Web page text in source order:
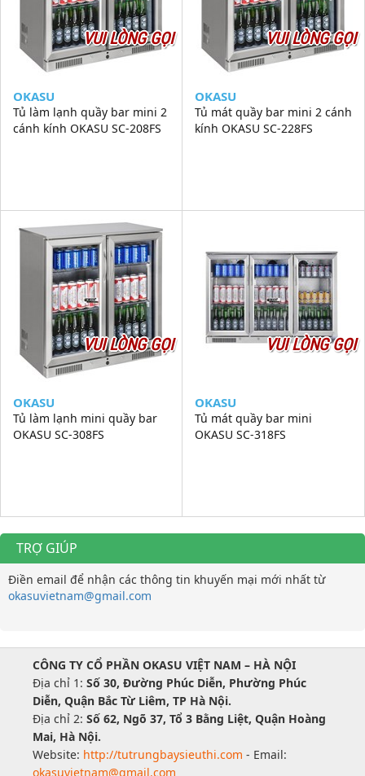
VUI LÒNG GỌI
OKASU
Tủ làm lạnh quầy bar mini 2
cánh kính OKASU SC-208FS
VUI LÒNG GỌI
OKASU
Tủ mát quầy bar mini 2 cánh
kính OKASU SC-228FS
VUI LÒNG GỌI
OKASU
Tủ làm lạnh mini quầy bar
OKASU SC-308FS
VUI LÒNG GỌI
OKASU
Tủ mát quầy bar mini
OKASU SC-318FS
TRỢ GIÚP
Điền email để nhận các thông tin khuyến mại mới nhất từ
okasuvietnam@gmail.com
CÔNG TY CỔ PHẦN OKASU VIỆT NAM – HÀ NỘI
Địa chỉ 1: Số 30, Đường Phúc Diễn, Phường Phúc
Diễn, Quận Bắc Từ Liêm, TP Hà Nội.
Địa chỉ 2: Số 62, Ngõ 37, Tổ 3 Bằng Liệt, Quận Hoàng
Mai, Hà Nội.
Website: http://tutrungbaysieuthi.com - Email:
okasuvietnam@gmail.com